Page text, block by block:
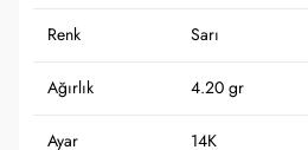
Renk Sarı
Ağırlık 4.20 gr
Ayar 14K